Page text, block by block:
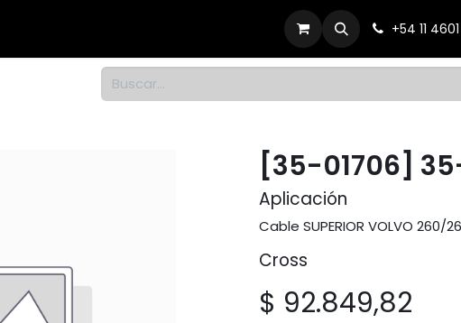
Contacto +54 11 4601
[35-01706]
Aplicación
Cable SUPERIOR VOLVO
Cross
$ 92.849,82